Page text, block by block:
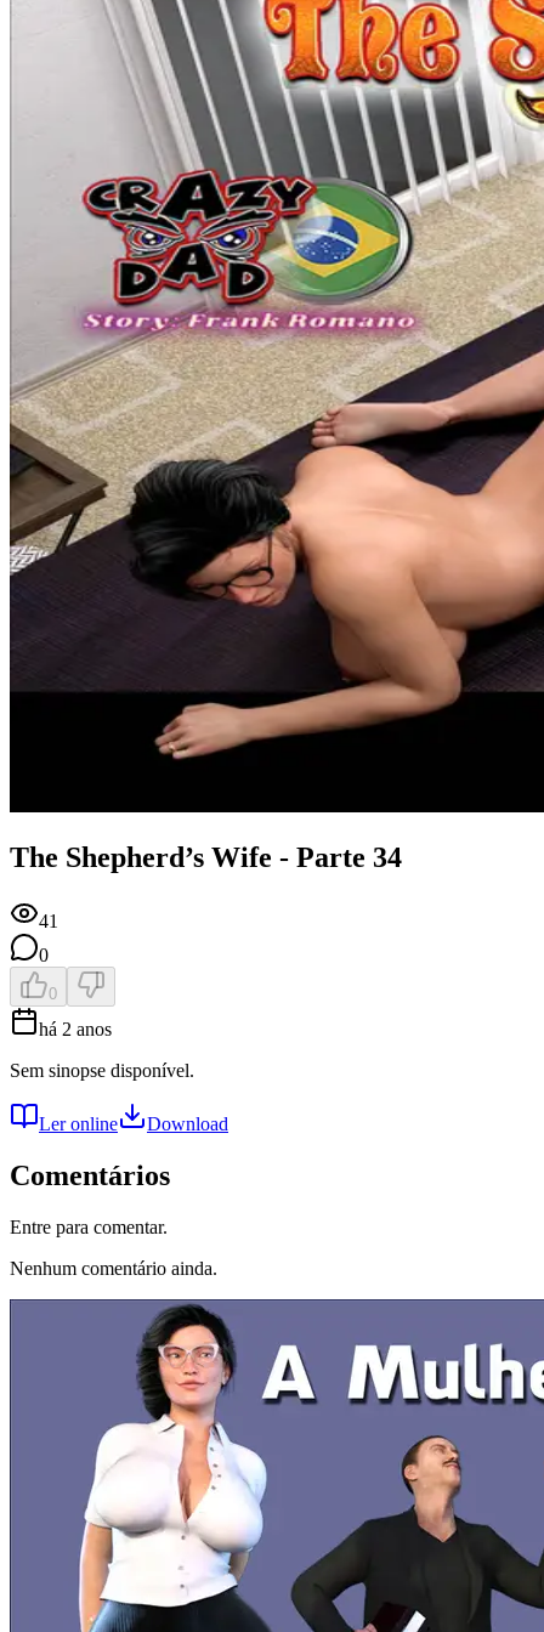
The Shepherd’s Wife - Parte 34
41
0
0
há 2 anos
Sem sinopse disponível.
Ler online Download
Comentários
Entre para comentar.
Nenhum comentário ainda.